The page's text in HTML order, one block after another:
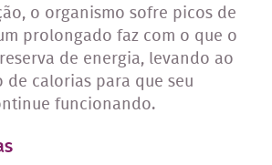
o organismo sofre picos de
prolongado faz com o que o
de energia, levando ao
de calorias para que seu
funcionando.